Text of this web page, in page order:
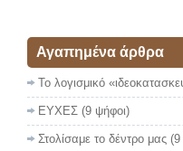
Αγαπημένα άρθρα
Το λογισμικό
ΕΥΧΕΣ (9 ψήφοι)
Στολίσαμε το δέντρο μας (9